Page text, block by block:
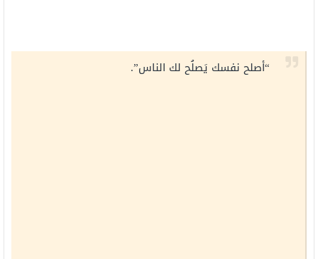
“أصلح نفسك يَصلُح لك الناس”.